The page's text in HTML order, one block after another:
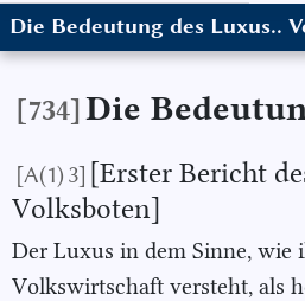
Die Bedeutung des Luxus..
(in: MWG I/4, hg. von Wolfgang J.
[734] Die
[A(1) 3] [Erster Bericht
Volksboten]
Der Luxus in dem Sinne, wie
Volkswirtschaft versteht, als